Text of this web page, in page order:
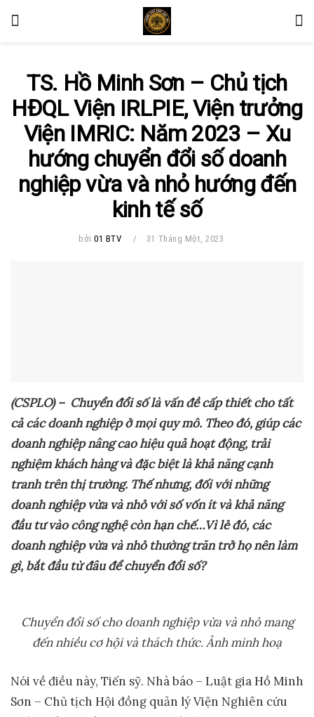
TS. Hồ Minh Sơn – Chủ tịch
HĐQL Viện IRLPIE, Viện trưởng
Viện IMRIC: Năm 2023 – Xu
hướng chuyển đổi số doanh
nghiệp vừa và nhỏ hướng đến
kinh tế số
bởi 01 BTV 31 Tháng Một, 2023
(CSPLO) – Chuyển đổi số là vấn đề cấp thiết cho tất
cả các doanh nghiệp ở mọi quy mô. Theođó, giúp các
doanh nghiệp nâng cao hiệu quả hoạt động, trải
nghiệm khách hàng và đặc biệt là khả năng cạnh
tranh trên thị trường. Thếnhưng, đối với những
doanh nghiệp vừavànhỏ với số vốn ít và khả năng
đầu tư vào công nghệ còn hạn chế…Vì lẻ đó, các
doanh nghiệp vừa và nhỏ thường trăn trở họnên làm
gì, bắt đầu từ đâuđể chuyển đổi số?
Chuyển đổi số cho doanh nghiệp vừa và nhỏ mang
đến nhiều cơ hội và thách thức. Ảnh minh hoạ
Nói về điều này, Tiến sỹ. Nhà báo – Luật gia Hồ Minh
Sơn – Chủ tịch Hội đồng quản lý Viện Nghiên cứu